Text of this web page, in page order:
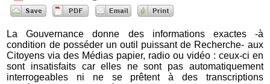
La Gouvernance donne des informations exactes -à
condition de posséder un outil puissant de Recherche- aux
Citoyens via des Médias papier, radio ou vidéo : ceux-ci en
sont insatisfaits car elles ne sont pas automatiquement
interrogeables ni ne se prêtent à des transcriptions